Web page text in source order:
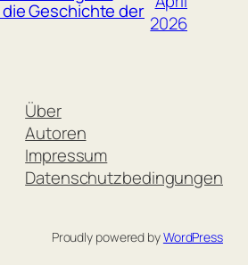
Geschichte der
2026
Über
Autoren
Impressum
Datenschutzbedingungen
Proudly powered byWordPress